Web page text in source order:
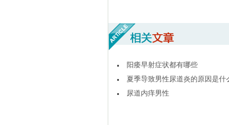
阳痿早射症状都有哪些
夏季导致男性尿道炎的原因是什
尿道内痒男性